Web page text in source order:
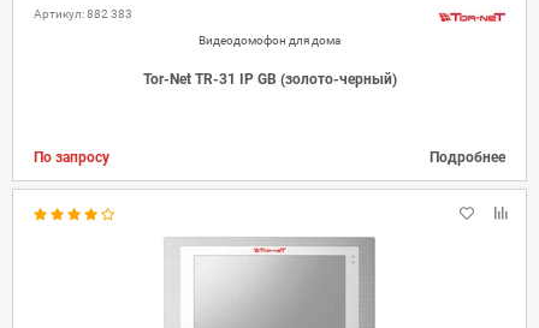
Артикул: 882 383
Видеодомофон для дома
Tor-Net TR-31 IP GB (золото-черный)
По запросу Подробнее